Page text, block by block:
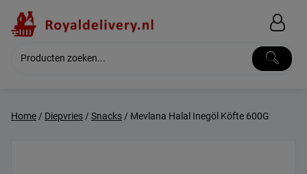
content
Home/ Diepvries/ Snacks/ Mevlana Halal Inegöl Köfte 600G